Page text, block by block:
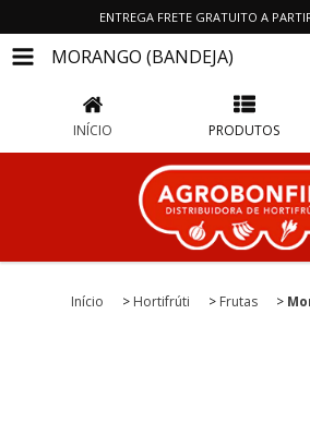
ENTREGA FRETE GRATUITO A
MORANGO (BANDEJA)
INÍCIO PRODUTOS
Início > Hortifrúti > Frutas >